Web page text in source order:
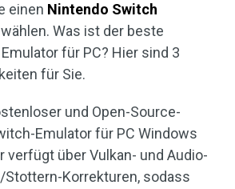
einen Nintendo Switch
wählen. Was ist der beste
für PC? Hier sind 3
für Sie.
und Open-Source-
Emulator für PC Windows
verfügt über Vulkan- und Audio-
Stottern-Korrekturen, sodass